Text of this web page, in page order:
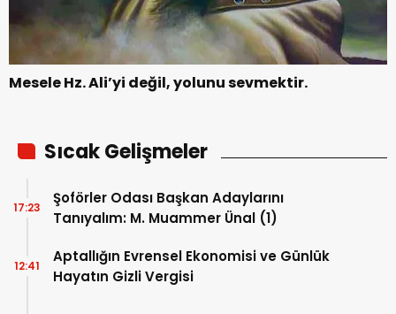
Mesele Hz. Ali’yi değil, yolunu sevmektir.
Sıcak Gelişmeler
Şoförler Odası Başkan Adaylarını
Tanıyalım: M. Muammer Ünal (1)
17:23
Aptallığın Evrensel Ekonomisi ve Günlük
Hayatın Gizli Vergisi
12:41